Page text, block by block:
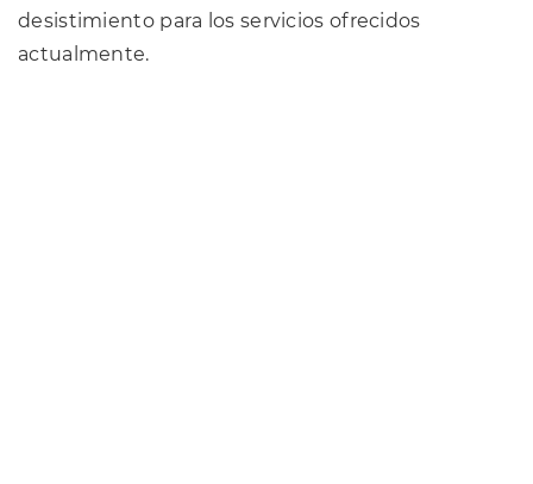
desistimiento para los servicios ofrecidos
actualmente.